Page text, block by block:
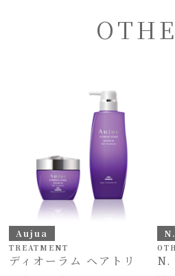
Aujua
TREATMENT
ディオーラム ヘアトリ
N.
N.